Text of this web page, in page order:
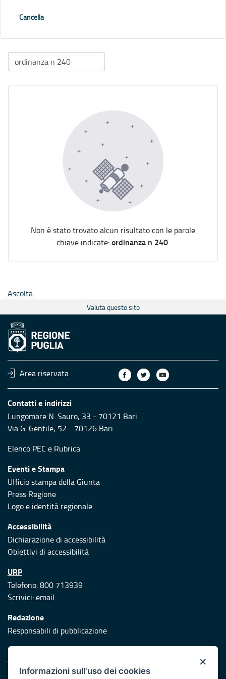
Cancella
Non è stato trovato alcun risultato con le parole
chiave indicate:ordinanza n 240.
Ascolta
Valuta questo sito
Area riservata
Contatti e indirizzi
Lungomare N. Sauro, 33 - 70121 Bari
Via G. Gentile, 52 - 70126 Bari
Elenco PEC e Rubrica
Eventi e Stampa
Ufficio stampa della Giunta
Press Regione
Logo e identità regionale
Accessibilità
Dichiarazione di accessibilità
Obiettivi di accessibilità
URP
Telefono: 800 713939
Scrivici:email
Redazione
Responsabili di pubblicazione
Protezione civile
Vai al sito di Protezione Civile Puglia
×
Informazioni sull'uso dei cookies